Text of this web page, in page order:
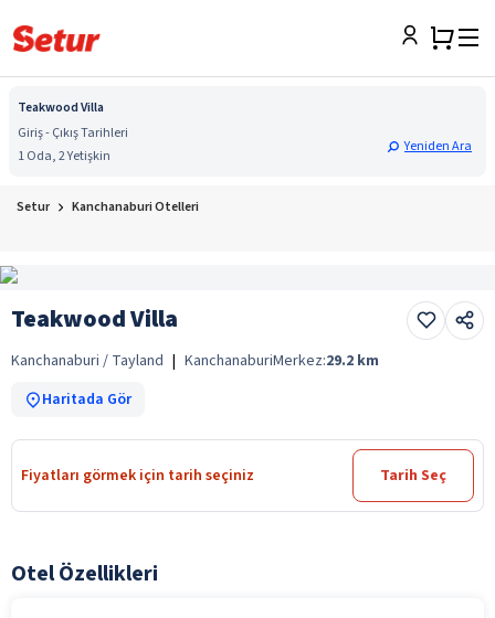
Teakwood Villa
Giriş - Çıkış Tarihleri
1 Oda, 2 Yetişkin
Yeniden Ara
Setur Kanchanaburi Otelleri
Teakwood Villa
Kanchanaburi / Tayland | KanchanaburiMerkez:29.2 km
Haritada Gör
Fiyatları görmek için tarih seçiniz Tarih Seç
Otel Özellikleri